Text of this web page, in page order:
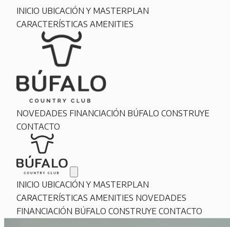
INICIO UBICACIÓN Y MASTERPLAN
CARACTERÍSTICAS AMENITIES
NOVEDADES FINANCIACIÓN BÚFALO CONSTRUYE
CONTACTO
INICIO UBICACIÓN Y MASTERPLAN
CARACTERÍSTICAS AMENITIES NOVEDADES
FINANCIACIÓN BÚFALO CONSTRUYE CONTACTO